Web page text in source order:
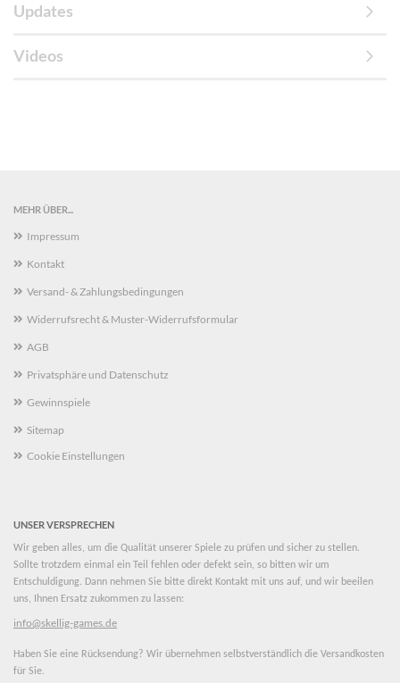
Updates
Videos
MEHR ÜBER...
Impressum
Kontakt
Versand- & Zahlungsbedingungen
Widerrufsrecht & Muster-Widerrufsformular
AGB
Privatsphäre und Datenschutz
Gewinnspiele
Sitemap
Cookie Einstellungen
UNSER VERSPRECHEN
Wir geben alles, um die Qualität unserer Spiele zu prüfen und sicher zu stellen.
Sollte trotzdem einmal ein Teil fehlen oder defekt sein, so bitten wir um
Entschuldigung. Dann nehmen Sie bitte direkt Kontakt mit uns auf, und wir beeilen
uns, Ihnen Ersatz zukommen zu lassen:
info@skellig-games.de
Haben Sie eine Rücksendung? Wir übernehmen selbstverständlich die Versandkosten
für Sie.